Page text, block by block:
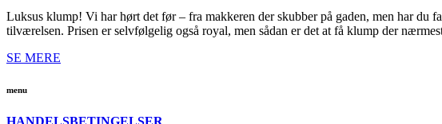
Luksus klump! Vi har hørt det før – fra makkeren der skubber på gaden, men har
tilværelsen. Prisen er selvfølgelig også royal, men sådan er det at få klump der
SE MERE
menu
HANDELSBETINGELSER